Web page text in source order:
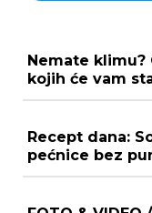
Nemate
kojih će vam
Recept dana:
pećnice bez